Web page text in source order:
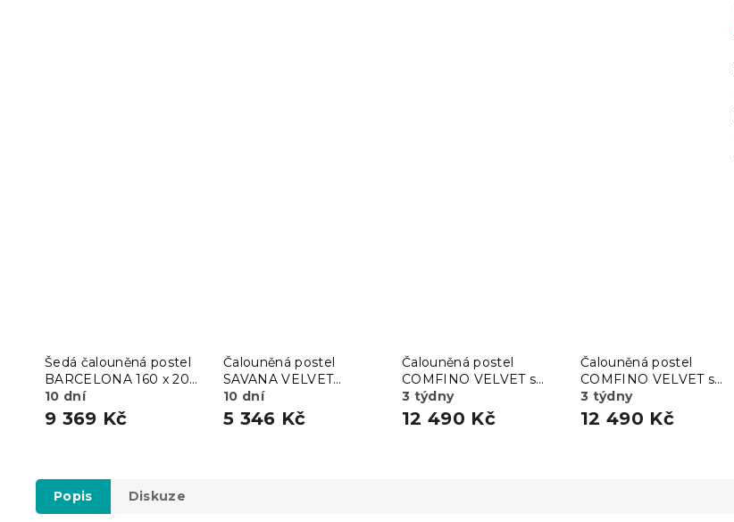
Šedá čalouněná postel
BARCELONA 160 x 200
cm
10 dní
9 369 Kč
Čalouněná postel
SAVANA VELVET
120x200 cm béžová
10 dní
5 346 Kč
Čalouněná postel
COMFINO VELVET s
přistýlkou 120x200 cm
růžováKRONOS 29
3 týdny
12 490 Kč
Čalouněná postel
COMFINO VELVET s
přistýlkou 120x200 cm
tmavě šedáKRONOS 34
3 týdny
12 490 Kč
Popis Diskuze